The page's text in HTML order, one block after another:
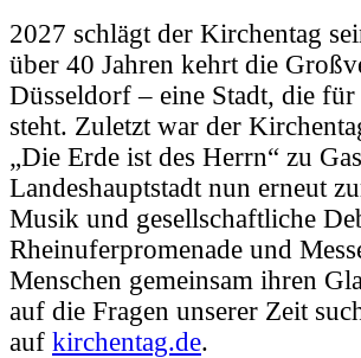
2027 schlägt der Kirchentag
über 40 Jahren kehrt die
Düsseldorf – eine Stadt, die
steht. Zuletzt war der
„Die Erde ist des Herrn“ zu
Landeshauptstadt nun erneut
Musik und gesellschaftliche
Rheinuferpromenade und
Menschen gemeinsam ihren
auf die Fragen unserer Zeit
auf kirchentag.de.